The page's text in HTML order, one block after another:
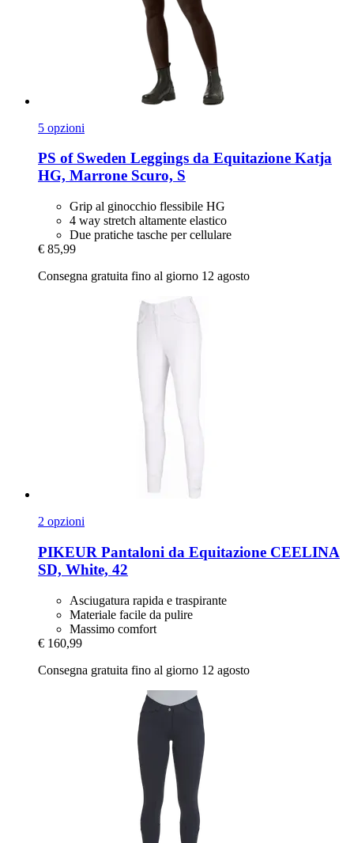
5 opzioni
PS of Sweden Leggings da Equitazione Katja
HG, Marrone Scuro, S
Grip al ginocchio flessibile HG
4 way stretch altamente elastico
Due pratiche tasche per cellulare
€ 85,99
Consegna gratuita fino al giorno 12 agosto
2 opzioni
PIKEUR Pantaloni da Equitazione CEELINA
SD, White, 42
Asciugatura rapida e traspirante
Materiale facile da pulire
Massimo comfort
€ 160,99
Consegna gratuita fino al giorno 12 agosto